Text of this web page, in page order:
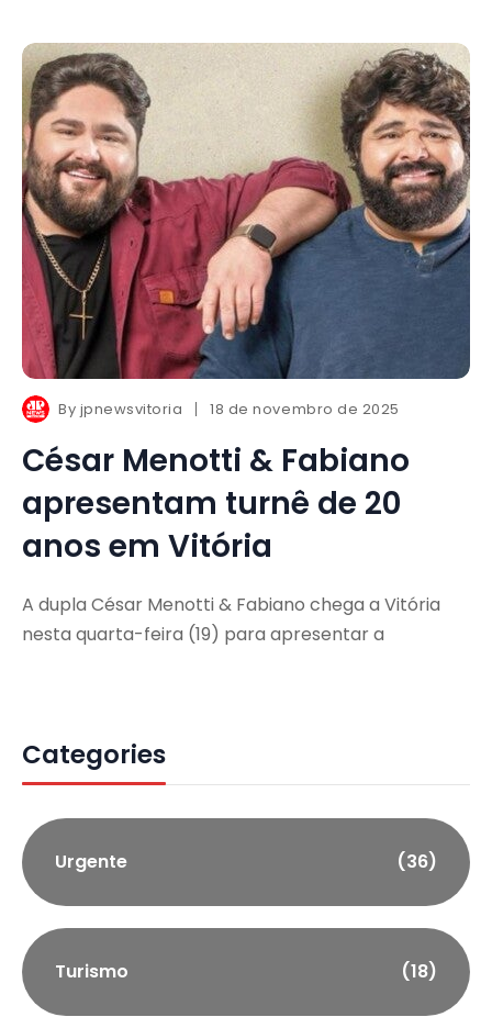
By jpnewsvitoria 18 de novembro de 2025
César Menotti & Fabiano
apresentam turnê de 20
anos em Vitória
A dupla César Menotti & Fabiano chega a Vitória
nesta quarta-feira (19) para apresentar a
Categories
Urgente (36)
Turismo (18)